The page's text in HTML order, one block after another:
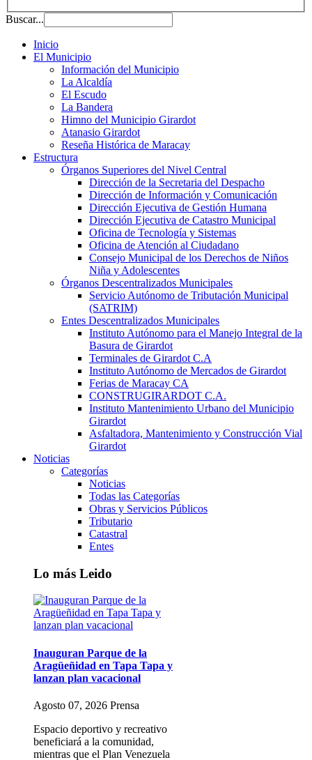
Buscar...
Inicio
El Municipio
Información del Municipio
La Alcaldía
El Escudo
La Bandera
Himno del Municipio Girardot
Atanasio Girardot
Reseña Histórica de Maracay
Estructura
Órganos Superiores del Nivel Central
Dirección de la Secretaria del Despacho
Dirección de Información y Comunicación
Dirección Ejecutiva de Gestión Humana
Dirección Ejecutiva de Catastro Municipal
Oficina de Tecnología y Sistemas
Oficina de Atención al Ciudadano
Consejo Municipal de los Derechos de Niños
Niña y Adolescentes
Órganos Descentralizados Municipales
Servicio Autónomo de Tributación Municipal
(SATRIM)
Entes Descentralizados Municipales
Instituto Autónomo para el Manejo Integral de la
Basura de Girardot
Terminales de Girardot C.A
Instituto Autónomo de Mercados de Girardot
Ferias de Maracay CA
CONSTRUGIRARDOT C.A.
Instituto Mantenimiento Urbano del Municipio
Girardot
Asfaltadora, Mantenimiento y Construcción Vial
Girardot
Noticias
Categorías
Noticias
Todas las Categorías
Obras y Servicios Públicos
Tributario
Catastral
Entes
Lo más Leido
Inauguran Parque de la
Aragüeñidad en Tapa Tapa y
lanzan plan vacacional
Agosto 07, 2026 Prensa
Espacio deportivo y recreativo
beneficiará a la comunidad,
mientras que el Plan Venezuela